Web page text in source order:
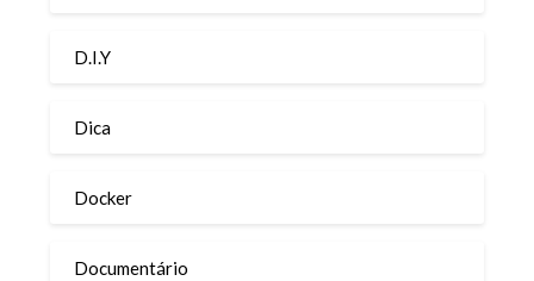
D.I.Y
Dica
Docker
Documentário